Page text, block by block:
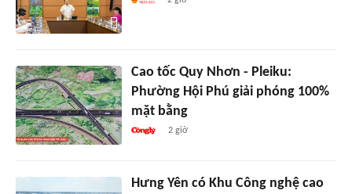
Cao tốc Quy Nhơn - Pleiku:
Phường Hội Phú giải phóng 100%
mặt bằng
2 giờ
Hưng Yên có Khu Công nghệ cao